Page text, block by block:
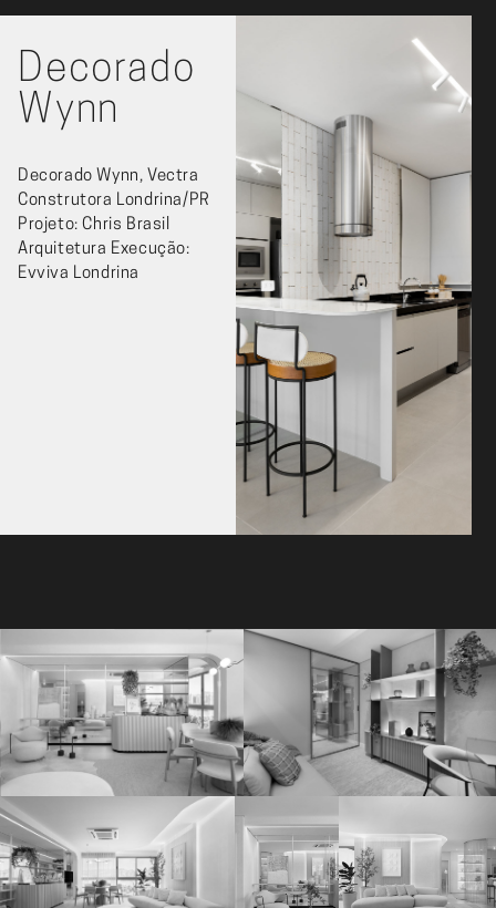
Decorado
Wynn
Decorado Wynn, Vectra
Construtora Londrina/PR
Projeto: Chris Brasil
Arquitetura Execução:
Evviva Londrina